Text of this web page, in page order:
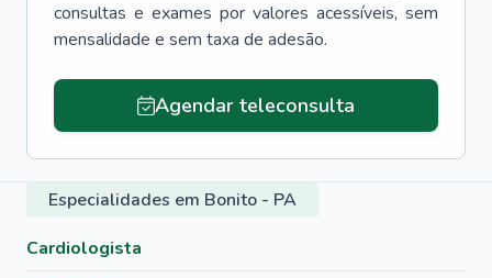
consultas e exames por valores acessíveis, sem
mensalidade e sem taxa de adesão.
Agendar teleconsulta
Especialidades em Bonito - PA
Cardiologista